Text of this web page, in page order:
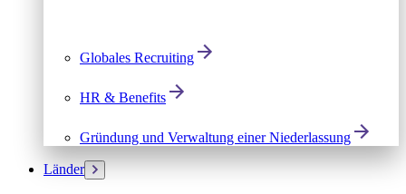
Globales Recruiting
HR & Benefits
Gründung und Verwaltung einer Niederlassung
Länder